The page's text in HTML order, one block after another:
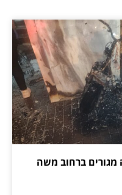
מגורים ברחוב משה